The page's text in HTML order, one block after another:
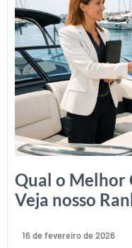
Qual o Melhor
Veja nosso
16 de fevereiro de 2026